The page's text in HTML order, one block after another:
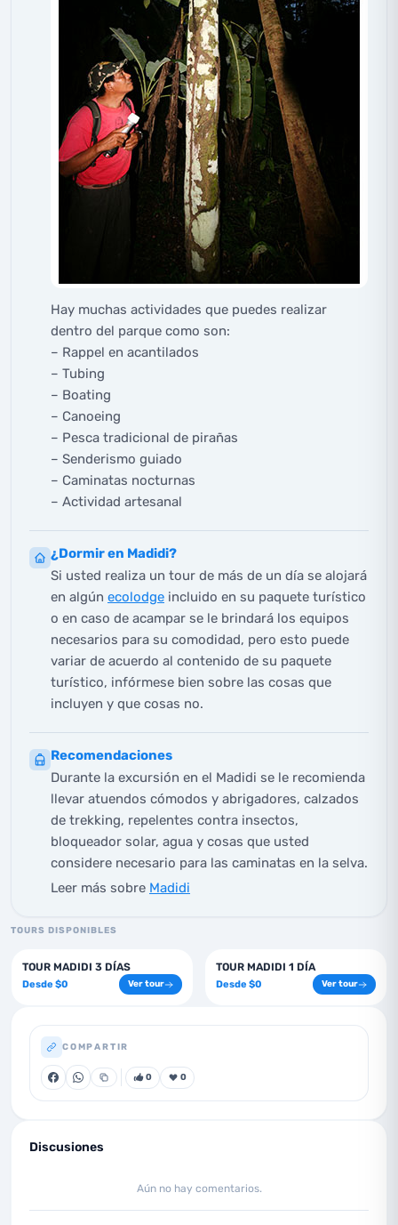
Hay muchas actividades que puedes realizar
dentro del parque como son:
– Rappel en acantilados
– Tubing
– Boating
– Canoeing
– Pesca tradicional de pirañas
– Senderismo guiado
– Caminatas nocturnas
– Actividad artesanal
¿Dormir en Madidi?
Si usted realiza un tour de más de un día se alojará
en algún ecolodge incluido en su paquete turístico
o en caso de acampar se le brindará los equipos
necesarios para su comodidad, pero esto puede
variar de acuerdo al contenido de su paquete
turístico, infórmese bien sobre las cosas que
incluyen y que cosas no.
Recomendaciones
Durante la excursión en el Madidi se le recomienda
llevar atuendos cómodos y abrigadores, calzados
de trekking, repelentes contra insectos,
bloqueador solar, agua y cosas que usted
considere necesario para las caminatas en la selva.
Leer más sobre Madidi
TOURS DISPONIBLES
3 días
TOUR MADIDI 3 DÍAS
Desde $0 Ver tour
1 días
TOUR MADIDI 1 DÍA
Desde $0 Ver tour
COMPARTIR
0 0
Discusiones
Aún no hay comentarios.